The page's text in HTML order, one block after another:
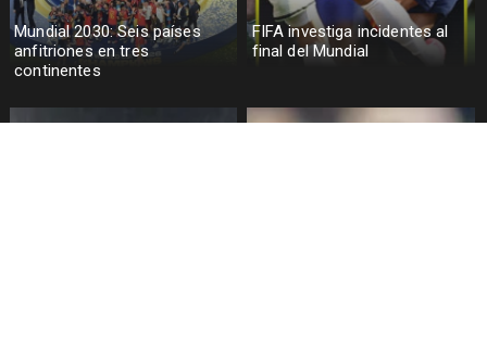
Mundial 2030: Seis países
anfitriones en tres
continentes
FIFA investiga incidentes al
final del Mundial